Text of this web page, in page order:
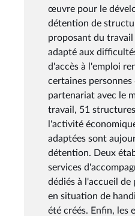
œuvre pour le
détention de
proposant du travail
adapté aux
d'accès à l'emploi
certaines personnes
partenariat avec le
travail, 51
l'activité
adaptées sont
détention. Deux
services
dédiés à l'accueil de
en situation de
été créés. Enfin, les